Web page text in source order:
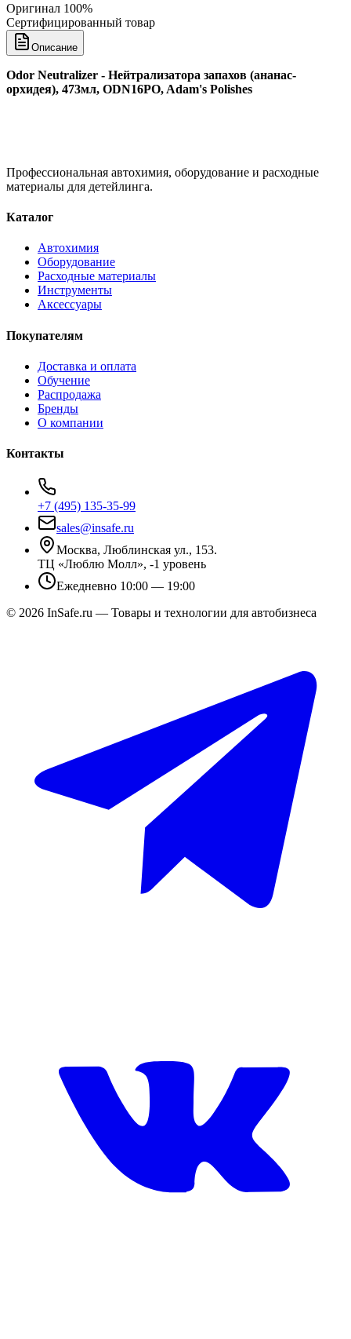
Оригинал 100%
Сертифицированный товар
Описание
Odor Neutralizer - Нейтрализатора запахов (ананас-
орхидея), 473мл, ODN16PO, Adam's Polishes
Профессиональная автохимия, оборудование и расходные
материалы для детейлинга.
Каталог
Автохимия
Оборудование
Расходные материалы
Инструменты
Аксессуары
Покупателям
Доставка и оплата
Обучение
Распродажа
Бренды
О компании
Контакты
+7 (495) 135-35-99
sales@insafe.ru
Москва, Люблинская ул., 153.
ТЦ «Люблю Молл», -1 уровень
Ежедневно 10:00 — 19:00
© 2026 InSafe.ru — Товары и технологии для автобизнеса